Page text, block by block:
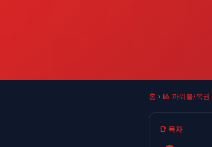
홈 › 🎱 파워볼/복권
📑 목차